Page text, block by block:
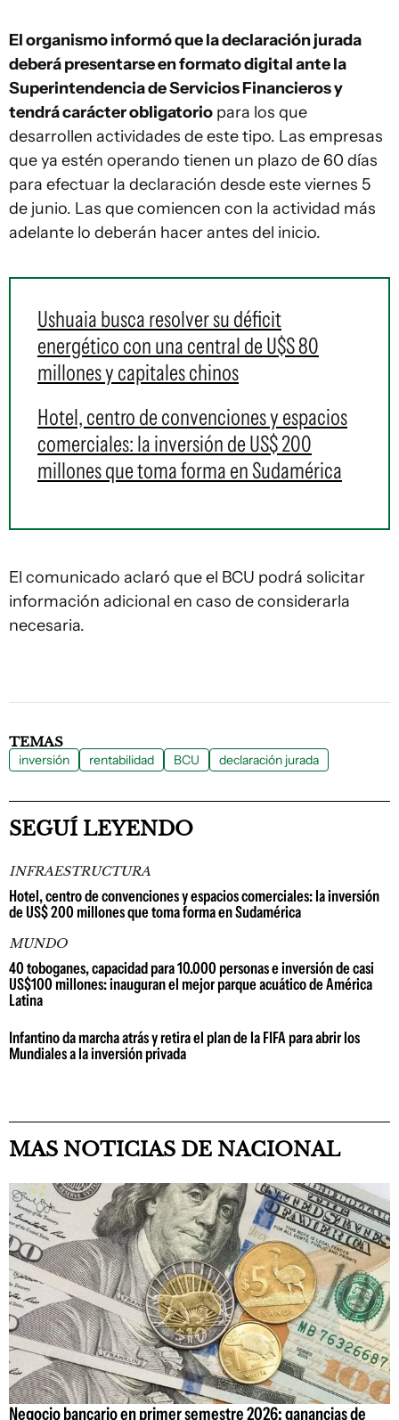
El organismo informó que la declaración jurada
deberá presentarse en formato digital ante la
Superintendencia de Servicios Financieros y
tendrá carácter obligatorio para los que
desarrollen actividades de este tipo. Las empresas
que ya estén operando tienen un plazo de 60 días
para efectuar la declaración desde este viernes 5
de junio. Las que comiencen con la actividad más
adelante lo deberán hacer antes del inicio.
Ushuaia busca resolver su déficit
energético con una central de U$S 80
millones y capitales chinos
Hotel, centro de convenciones y espacios
comerciales: la inversión de US$ 200
millones que toma forma en Sudamérica
El comunicado aclaró que el BCU podrá solicitar
información adicional en caso de considerarla
necesaria.
TEMAS
inversión rentabilidad BCU declaración jurada
SEGUÍ LEYENDO
INFRAESTRUCTURA
Hotel, centro de convenciones y espacios comerciales: la inversión
de US$ 200 millones que toma forma en Sudamérica
MUNDO
40 toboganes, capacidad para 10.000 personas e inversión de casi
US$100 millones: inauguran el mejor parque acuático de América
Latina
Infantino da marcha atrás y retira el plan de la FIFA para abrir los
Mundiales a la inversión privada
MAS NOTICIAS DE NACIONAL
Negocio bancario en primer semestre 2026: ganancias de